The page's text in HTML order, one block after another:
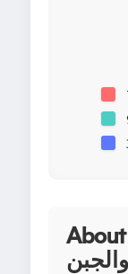
About توابل الفلفل الأحمر
والجبن